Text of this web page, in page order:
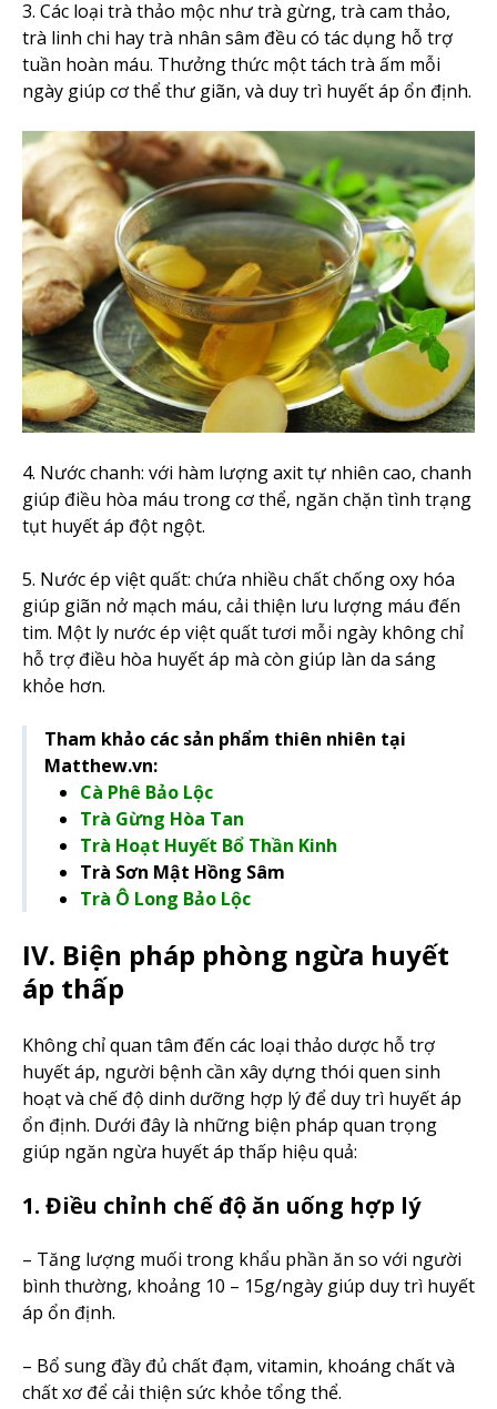
3. Các loại trà thảo mộc như trà gừng, trà cam thảo,
trà linh chi hay trà nhân sâm đều có tác dụng hỗ trợ
tuần hoàn máu. Thưởng thức một tách trà ấm mỗi
ngày giúp cơ thể thư giãn, và duy trì huyết áp ổn định.
4. Nước chanh: với hàm lượng axit tự nhiên cao, chanh
giúp điều hòa máu trong cơ thể, ngăn chặn tình trạng
tụt huyết áp đột ngột.
5. Nước ép việt quất: chứa nhiều chất chống oxy hóa
giúp giãn nở mạch máu, cải thiện lưu lượng máu đến
tim. Một ly nước ép việt quất tươi mỗi ngày không chỉ
hỗ trợ điều hòa huyết áp mà còn giúp làn da sáng
khỏe hơn.
Tham khảo các sản phẩm thiên nhiên tại
Matthew.vn:
Cà Phê Bảo Lộc
Trà Gừng Hòa Tan
Trà Hoạt Huyết Bổ Thần Kinh
Trà Sơn Mật Hồng Sâm
Trà Ô Long Bảo Lộc
IV. Biện pháp phòng ngừa huyết
áp thấp
Không chỉ quan tâm đến các loại thảo dược hỗ trợ
huyết áp, người bệnh cần xây dựng thói quen sinh
hoạt và chế độ dinh dưỡng hợp lý để duy trì huyết áp
ổn định. Dưới đây là những biện pháp quan trọng
giúp ngăn ngừa huyết áp thấp hiệu quả:
1. Điều chỉnh chế độ ăn uống hợp lý
– Tăng lượng muối trong khẩu phần ăn so với người
bình thường, khoảng 10 – 15g/ngày giúp duy trì huyết
áp ổn định.
– Bổ sung đầy đủ chất đạm, vitamin, khoáng chất và
chất xơ để cải thiện sức khỏe tổng thể.